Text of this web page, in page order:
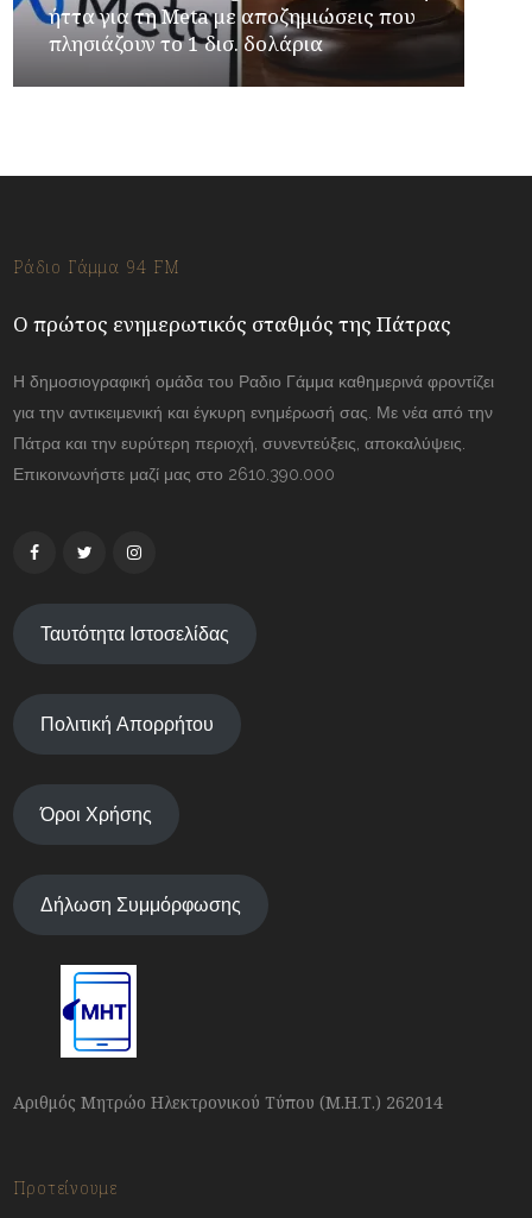
ήττα για τη Meta με αποζημιώσεις που
πλησιάζουν το 1 δισ. δολάρια
Ράδιο Γάμμα 94 FM
Ο πρώτος ενημερωτικός σταθμός της Πάτρας
Η δημοσιογραφική ομάδα του Ραδιο Γάμμα καθημερινά φροντίζει
για την αντικειμενική και έγκυρη ενημέρωσή σας. Με νέα από την
Πάτρα και την ευρύτερη περιοχή, συνεντεύξεις, αποκαλύψεις.
Επικοινωνήστε μαζί μας στο 2610.390.000
Ταυτότητα Ιστοσελίδας
Πολιτική Απορρήτου
Όροι Χρήσης
Δήλωση Συμμόρφωσης
Αριθμός Μητρώο Ηλεκτρονικού Τύπου (Μ.Η.Τ.) 262014
Προτείνουμε